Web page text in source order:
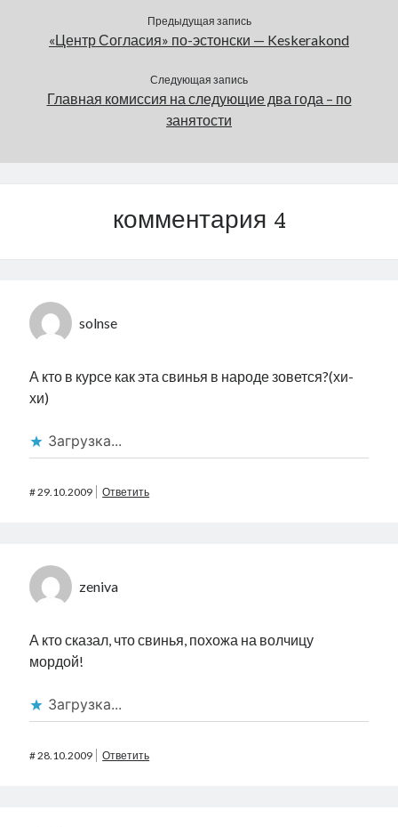
Предыдущая запись
«Центр Согласия» по-эстонски — Keskerakond
Следующая запись
Главная комиссия на следующие два года – по
занятости
комментария 4
solnse
А кто в курсе как эта свинья в народе зовется?(хи-
хи)
Загрузка...
#29.10.2009 Ответить
zeniva
А кто сказал, что свинья, похожа на волчицу
мордой!
Загрузка...
#28.10.2009 Ответить